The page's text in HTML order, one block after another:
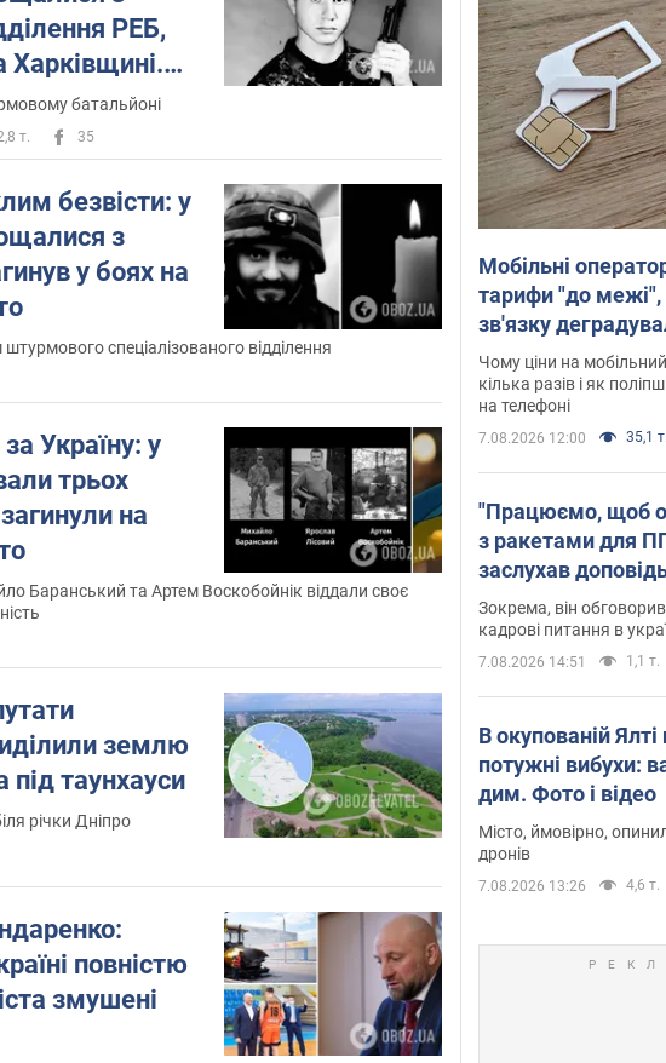
РЕБ,
Харківщині.
батальйоні
т. 35
безвісти: у
з
у боях на
спеціалізованого відділення
Україну: у
трьох
на
Баранський та Артем Воскобойнік віддали своє
землю
під таунхауси
річки Дніпро
повністю
змушені
Мобільні
тарифи "до межі",
зв'язку
скаржитись на
Чому ціни на
кілька разів і як
на телефоні
7.08.2026 12:00 35,1 т.
"Працюємо, щоб
з ракетами для
заслухав
анонсував нові
Зокрема, він
кадрові питання в
7.08.2026 14:51 1,1 т.
В окупованій
потужні вибухи:
дим. Фото і відео
Місто, ймовірно,
дронів
7.08.2026 13:26 4,6 т.